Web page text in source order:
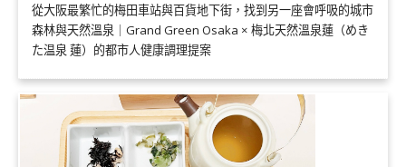
從大阪最繁忙的梅田車站與百貨地下街，找到另一座會呼吸的城市
森林與天然溫泉｜Grand Green Osaka × 梅北天然溫泉蓮（めき
た温泉 蓮）的都市人健康調理提案